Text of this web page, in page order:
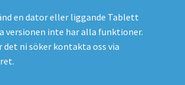
Integritetspolicy
Byggt med
en dator eller liggande Tablett
versionen inte har alla funktioner.
ni söker kontakta oss via